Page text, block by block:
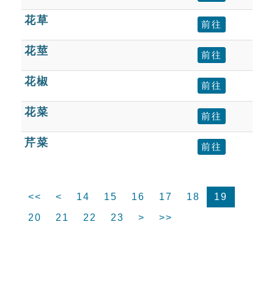
花草 前往
花莖 前往
花椒 前往
花菜 前往
芹菜 前往
<< < 14 15 16 17 18
19
20
21 22 23 > >>